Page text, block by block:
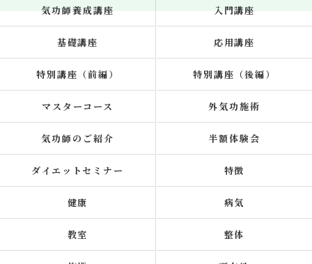
気功師養成講座 入門講座
基礎講座 応用講座
特別講座（前編） 特別講座（後編）
マスターコース 外気功施術
気功師のご紹介 半額体験会
ダイエットセミナー 特徴
健康 病気
教室 整体